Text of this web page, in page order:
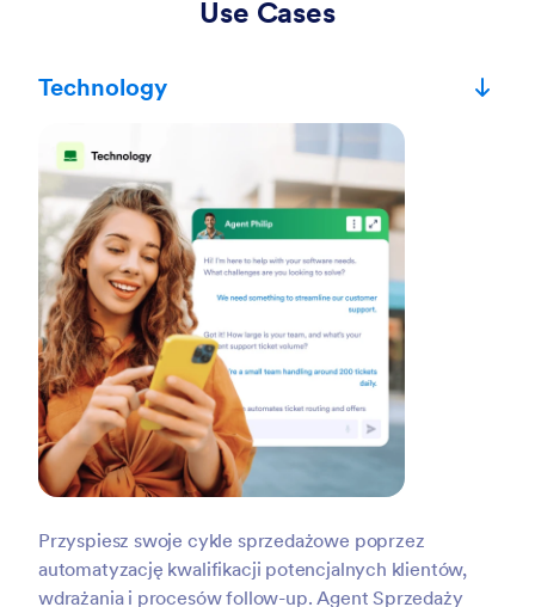
Use Cases
Technology
Przyspiesz swoje cykle sprzedażowe poprzez
automatyzację kwalifikacji potencjalnych klientów,
wdrażania i procesów follow-up. Agent Sprzedaży